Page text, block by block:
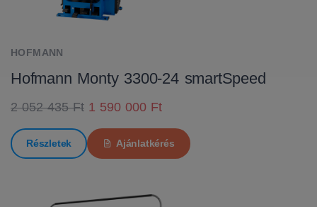
HOFMANN
Hofmann Monty 3300-24 smartSpeed
2 052 435 Ft 1 590 000 Ft
Részletek Ajánlatkérés